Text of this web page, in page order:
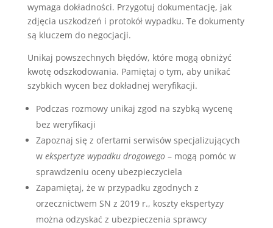
wymaga dokładności. Przygotuj dokumentację, jak
zdjęcia uszkodzeń i protokół wypadku. Te dokumenty
są kluczem do negocjacji.
Unikaj powszechnych błędów, które mogą obniżyć
kwotę odszkodowania. Pamiętaj o tym, aby unikać
szybkich wycen bez dokładnej weryfikacji.
Podczas rozmowy unikaj zgod na szybką wycenę
bez weryfikacji
Zapoznaj się z ofertami serwisów specjalizujących
w ekspertyze wypadku drogowego– mogą pomóc w
sprawdzeniu oceny ubezpieczyciela
Zapamiętaj, że w przypadku zgodnych z
orzecznictwem SN z 2019 r., koszty ekspertyzy
można odzyskać z ubezpieczenia sprawcy